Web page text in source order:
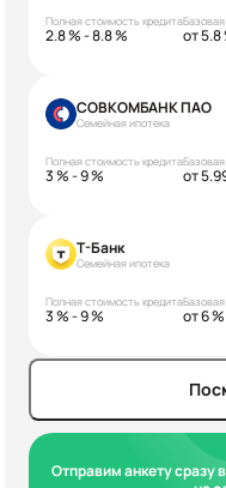
Полная стоимость кредита
2.8 % - 8.8 % от 5.8
СОВКОМБАНК ПАО
Семейная ипотека
Полная стоимость кредита
3 % - 9 % от
Т-Банк
Семейная ипотека
Полная стоимость кредита
3 % - 9 % от 6 %
Отправим анкету сразу